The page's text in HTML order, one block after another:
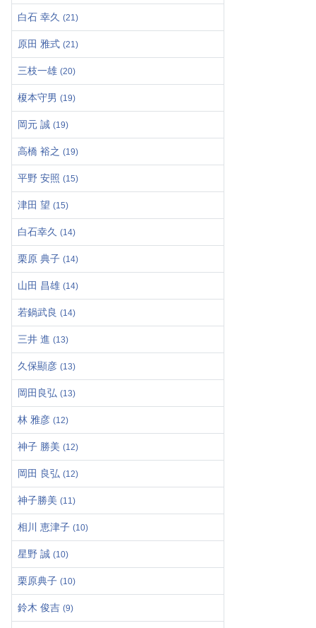
白石 幸久 (21)
原田 雅式 (21)
三枝一雄 (20)
榎本守男 (19)
岡元 誠 (19)
高橋 裕之 (19)
平野 安照 (15)
津田 望 (15)
白石幸久 (14)
栗原 典子 (14)
山田 昌雄 (14)
若鍋武良 (14)
三井 進 (13)
久保顯彦 (13)
岡田良弘 (13)
林 雅彦 (12)
神子 勝美 (12)
岡田 良弘 (12)
神子勝美 (11)
相川 恵津子 (10)
星野 誠 (10)
栗原典子 (10)
鈴木 俊吉 (9)